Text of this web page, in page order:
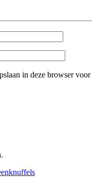
in deze browser